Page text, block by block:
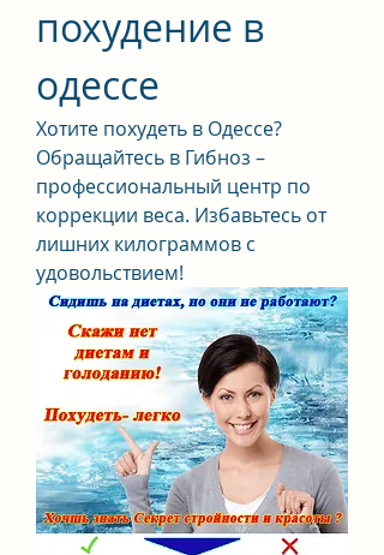
похудение в
одессе
Хотите похудеть в Одессе?
Обращайтесь в Гибноз –
профессиональный центр по
коррекции веса. Избавьтесь от
лишних килограммов с
удовольствием!